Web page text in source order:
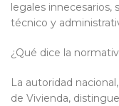
legales
técnico y
¿Qué dice la
La autoridad
de Vivienda,